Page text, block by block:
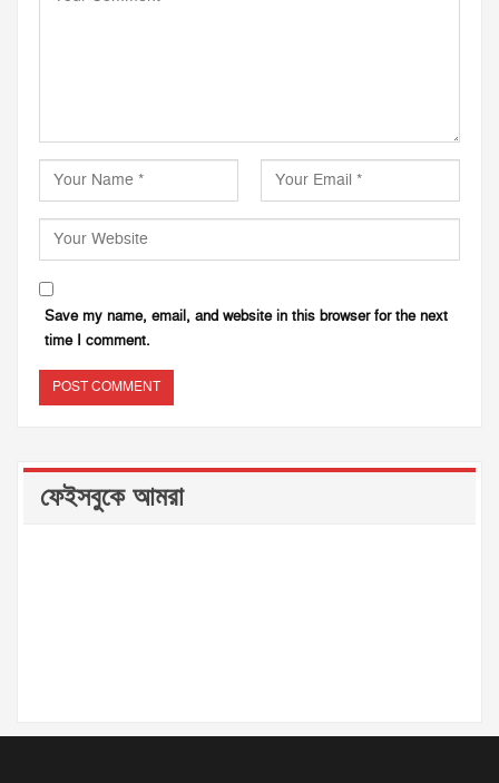
Save my name, email, and website in this browser for the next
time I comment.
ফেইসবুকে আমরা